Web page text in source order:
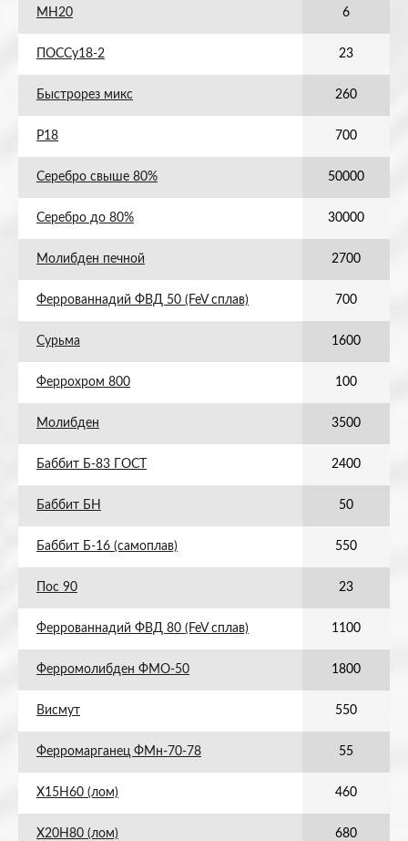
МН20 6
ПОССу18-2 23
Быстрорез микс 260
Р18 700
Серебро свыше 80% 50000
Серебро до 80% 30000
Молибден печной 2700
Феррованнадий ФВД 50 (FeV сплав) 700
Сурьма 1600
Феррохром 800 100
Молибден 3500
Баббит Б-83 ГОСТ 2400
Баббит БН 50
Баббит Б-16 (самоплав) 550
Пос 90 23
Феррованнадий ФВД 80 (FeV сплав) 1100
Ферромолибден ФМО-50 1800
Висмут 550
Ферромарганец ФМн-70-78 55
Х15Н60 (лом) 460
Х20Н80 (лом) 680